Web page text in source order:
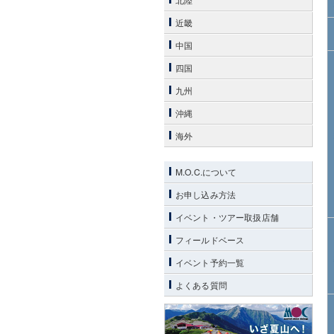
近畿
中国
四国
九州
沖縄
海外
M.O.C.について
お申し込み方法
イベント・ツアー取扱店舗
フィールドベース
イベント予約一覧
よくある質問